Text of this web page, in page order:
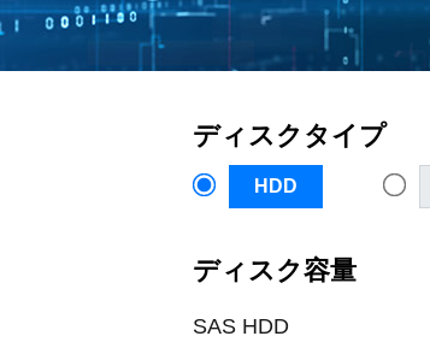
ディスクタイプ
HDD
ディスク容量
SAS HDD